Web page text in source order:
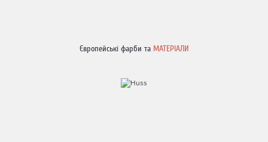
Європейські фарби та МАТЕРІАЛИ